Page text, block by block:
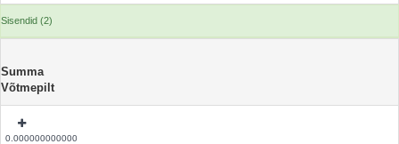
Sisendid (2)
Summa
Võtmepilt
0.000000000000